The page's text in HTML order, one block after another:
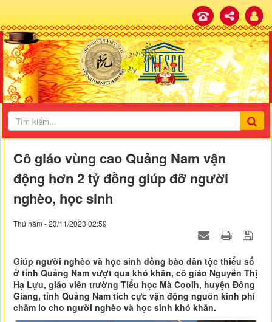
Cô giáo vùng cao Quảng Nam vận
động hơn 2 tỷ đồng giúp đỡ người
nghèo, học sinh
Thứ năm - 23/11/2023 02:59
Giúp người nghèo và học sinh đồng bào dân tộc thiểu số
ở tỉnh Quảng Nam vượt qua khó khăn, cô giáo Nguyễn Thị
Hạ Lựu, giáo viên trường Tiểu học Mà Cooih, huyện Đông
Giang, tỉnh Quảng Nam tích cực vận động nguồn kinh phí
chăm lo cho người nghèo và học sinh khó khăn.